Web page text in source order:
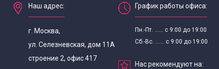
Наш адрес:
г. Москва,
ул. Селезневская, дом 11А
строение 2, офис 417
График работы офиса:
Пн.-Пт. ...... с 9:00 до 19:00
Сб.-Вс. ...... с 9:00 до 19:00
Нас рекомендуют на: